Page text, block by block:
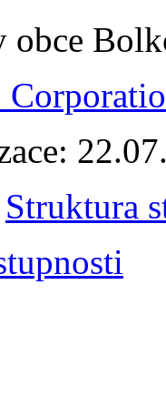
obce
Struktura